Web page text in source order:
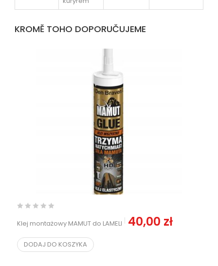
KROMĚ TOHO DOPORUČUJEME
Klej montażowy MAMUT do LAMELI 40,00 zł
DODAJ DO KOSZYKA